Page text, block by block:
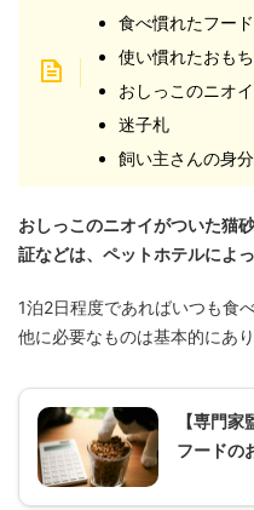
食べ慣れたフード
使い慣れたおも
おしっこのニオ
迷子札
飼い主さんの身
おしっこのニオイがついた猫
証などは、ペットホテルによ
1泊2日程度であればいつも食
他に必要なものは基本的にあり
【専門
フードの